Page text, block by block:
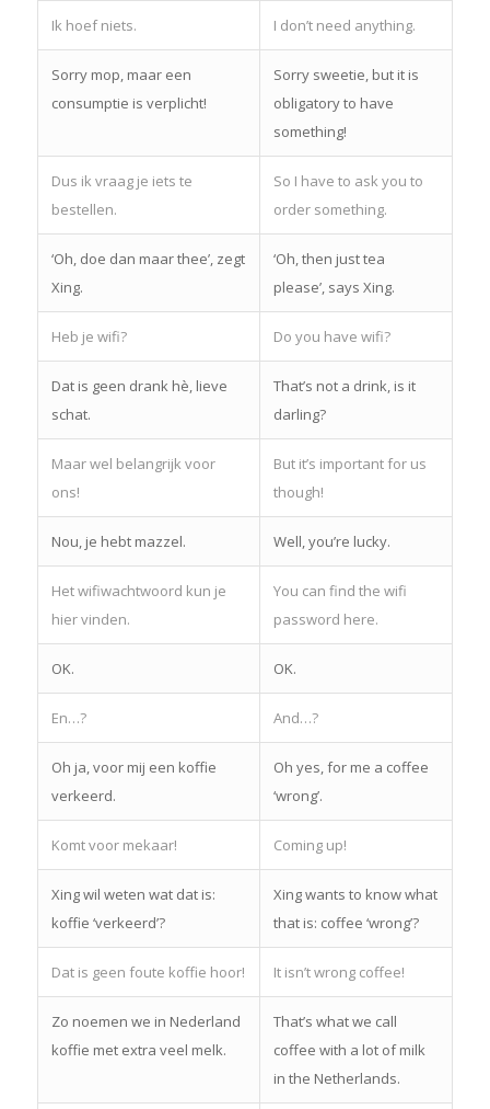
Ik hoef niets. I don’t need anything.
Sorry mop, maar een
consumptie is verplicht!
Sorry sweetie, but it is
obligatory to have
something!
Dus ik vraag je iets te
bestellen.
So I have to ask you to
order something.
‘Oh, doe dan maar thee’, zegt
Xing.
‘Oh, then just tea
please’, says Xing.
Heb je wifi? Do you have wifi?
Dat is geen drank hè, lieve
schat.
That’s not a drink, is it
darling?
Maar wel belangrijk voor
ons!
But it’s important for us
though!
Nou, je hebt mazzel. Well, you’re lucky.
Het wifiwachtwoord kun je
hier vinden.
You can find the wifi
password here.
OK. OK.
En…? And…?
Oh ja, voor mij een koffie
verkeerd.
Oh yes, for me a coffee
‘wrong’.
Komt voor mekaar! Coming up!
Xing wil weten wat dat is:
koffie ‘verkeerd’?
Xing wants to know what
that is: coffee ‘wrong’?
Dat is geen foute koffie hoor! It isn’t wrong coffee!
Zo noemen we in Nederland
koffie met extra veel melk.
That’s what we call
coffee with a lot of milk
in the Netherlands.